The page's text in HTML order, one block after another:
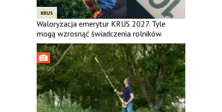
KRUS
Waloryzacja emerytur KRUS 2027. Tyle
mogą wzrosnąć świadczenia rolników